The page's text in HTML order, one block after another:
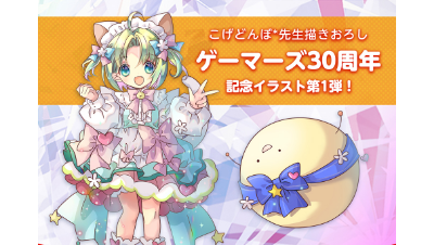
TikTokで「デ・ジ・キャラット」キャラクターソング音源配信
2021.06.12
「令和のデ・ジ・キャラット」新プロジェクト始動！！
ライセンスフリー企画進行中！
D.U.P.とお揃いTシャツ販売決定！！
「デ・ジ・キャラット」カルトクイズに挑戦！
「デ・ジ・キャラット」ワンダフル版・スペシャルアニメシリ
ーズSVOD配信決定！
2021.05.26